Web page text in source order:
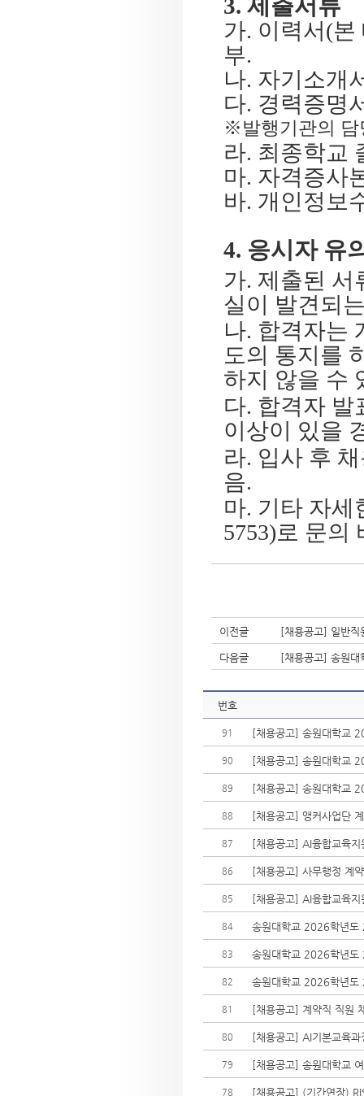
3. 제출서류
가. 이력서 (본
부.
나. 자기소개
다. 경력증명
※ 발행기관의
라. 최종학교
마. 자격증사
바. 개인정보
4. 응시자 유
가. 제출된 서
실이 발견되
나. 합격자는
도의 통지를
하지 않을 수
다. 합격자 발
이상이 있을
라. 입사 후
음.
마. 기타 자세
5753)로 문의
이전글 [채용공고] 일반직
다음글 [채용공고] 송원대
번호
91 [채용공고] 송원대학교
90 [채용공고] 송원대학교
89 [채용공고] 송원대학교
88 [채용공고] 앵커사업단
87 [채용공고] AI융합교육
86 [채용공고] 사무행정 계
85 [채용공고] AI융합교육
84 송원대학교 2026학년도
83 송원대학교 2026학년도
82 송원대학교 2026학년도
81 [채용공고] 계약직 직원
80 [채용공고] AI기본교육
79 [채용공고] 송원대학교
78 [채용공고] (기간연장)